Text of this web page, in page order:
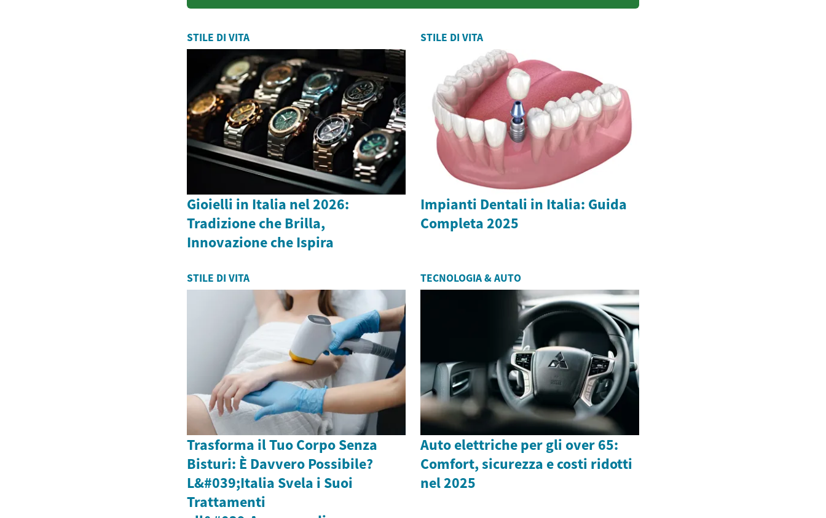
di dis...
STILE DI VITA
Gioielli in Italia nel 2026:
Tradizione che Brilla,
Innovazione che Ispira
STILE DI VITA
Impianti Dentali in Italia: Guida
Completa 2025
STILE DI VITA
Trasforma il Tuo Corpo Senza
Bisturi: È Davvero Possibile?
L&#039;Italia Svela i Suoi
Trattamenti
TECNOLOGIA & AUTO
Auto elettriche per gli over 65:
Comfort, sicurezza e costi ridotti
nel 2025